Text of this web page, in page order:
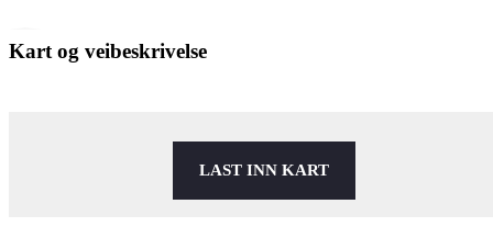
Kart og veibeskrivelse
LAST INN KART